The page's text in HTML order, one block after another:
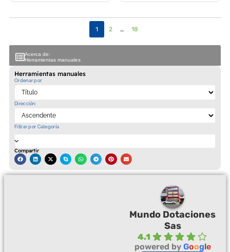
Herramientas manuales
Ordenar por:
Dirección:
Filtrar por Categoría
Compartir
Acerca de:
Herramientas manuales
1 2 … 18
Mundo Dotaciones
Sas
4.1
powered by Google